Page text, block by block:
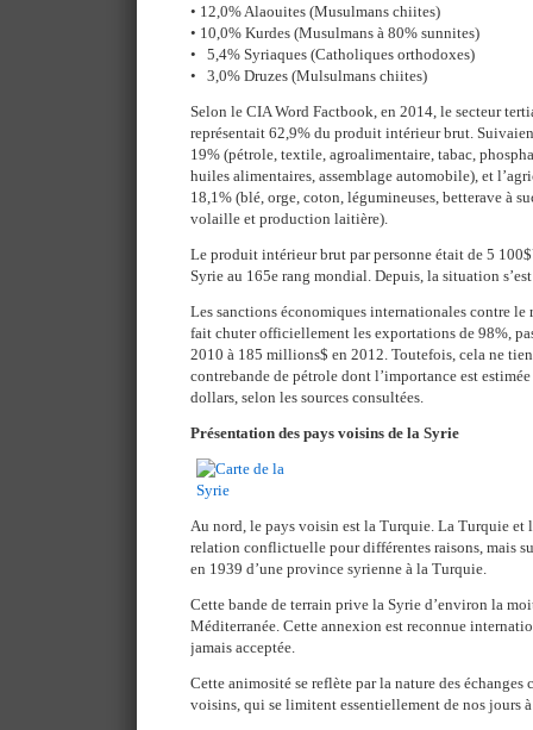
• 12,0% Alaouites (Musulmans chiites)
• 10,0% Kurdes (Musulmans à 80% sunnites)
• 5,4% Syriaques (Catholiques orthodoxes)
• 3,0% Druzes (Mulsulmans chiites)
Selon le CIA Word Factbook, en 2014, le secteur
représentait 62,9% du produit intérieur brut.
19% (pétrole, textile, agroalimentaire, tabac,
huiles alimentaires, assemblage automobile), et
18,1% (blé, orge, coton, légumineuses, betterave à
volaille et production laitière).
Le produit intérieur brut par personne était de 5
Syrie au 165e rang mondial. Depuis, la situation
Les sanctions économiques internationales contre le
fait chuter officiellement les exportations de 98%,
2010 à 185 millions$ en 2012. Toutefois, cela ne
contrebande de pétrole dont l’importance est
dollars, selon les sources consultées.
Présentation des pays voisins de la Syrie
Au nord, le pays voisin est la Turquie. La Turquie et
relation conflictuelle pour différentes raisons, mais
en 1939 d’une province syrienne à la Turquie.
Cette bande de terrain prive la Syrie d’environ la
Méditerranée. Cette annexion est reconnue
jamais acceptée.
Cette animosité se reflète par la nature des échanges
voisins, qui se limitent essentiellement de nos jours